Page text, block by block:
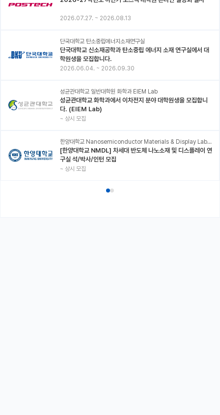
2026.07.27. ~ 2026.08.13
단국대학교 탄소중립에너지소재연구실
단국대학교 신소재공학과 탄소중립 에너지 소재 연구실에서 대
학원생을 모집합니다.
2026.06.04. ~ 2026.09.30
성균관대학교 일반대학원 화학과 EIEM Lab
성균관대학교 화학과에서 이차전지 분야 대학원생을 모집합니
다. (EIEM Lab)
~ 상시 모집
한양대학교 Nanosemiconductor Materials & Display Laboratory
[한양대학교 NMDL] 차세대 반도체 나노소재 및 디스플레이 연
구실 석/박사/인턴 모집
~ 상시 모집